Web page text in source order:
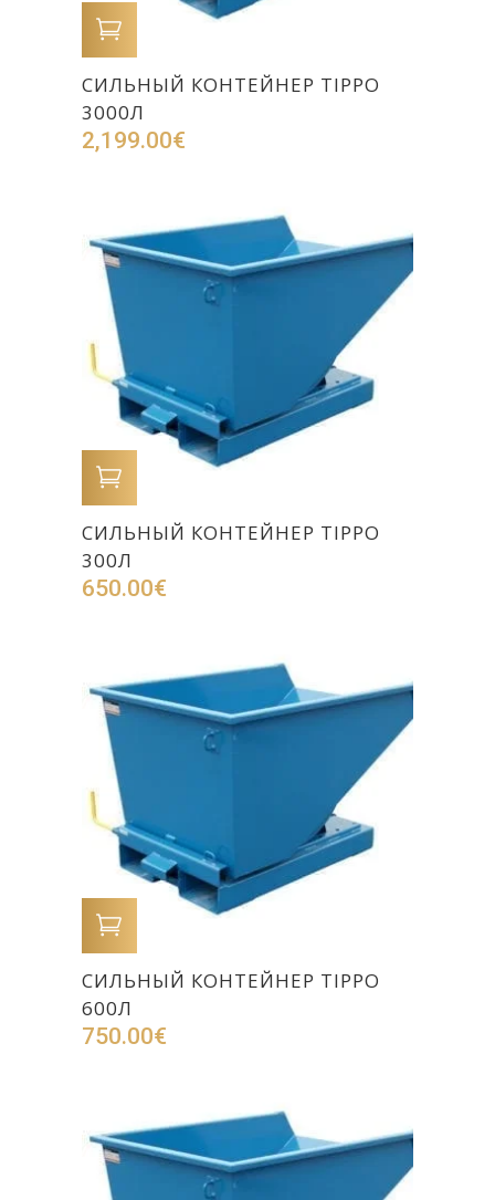
CИЛЬНЫЙ КОНТЕЙНЕР TIPPO
3000Л
2,199.00€
CИЛЬНЫЙ КОНТЕЙНЕР TIPPO
300Л
650.00€
CИЛЬНЫЙ КОНТЕЙНЕР TIPPO
600Л
750.00€